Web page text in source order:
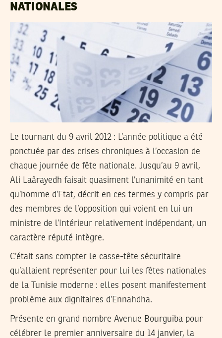
NATIONALES
Le tournant du 9 avril 2012 : L’année politique a été
ponctuée par des crises chroniques à l’occasion de
chaque journée de fête nationale. Jusqu’au 9 avril,
Ali Laârayedh faisait quasiment l’unanimité en tant
qu’homme d’Etat, décrit en ces termes y compris par
des membres de l’opposition qui voient en lui un
ministre de l’Intérieur relativement indépendant, un
caractère réputé intègre.
C’était sans compter le casse-tête sécuritaire
qu’allaient représenter pour lui les fêtes nationales
de la Tunisie moderne : elles posent manifestement
problème aux dignitaires d’Ennahdha.
Présente en grand nombre Avenue Bourguiba pour
célébrer le premier anniversaire du 14 janvier, la